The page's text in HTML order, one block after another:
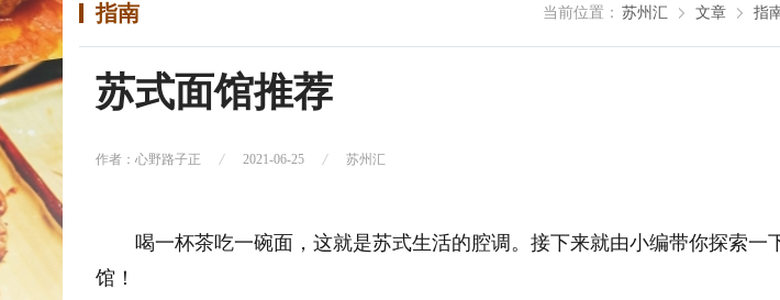
指南 当前位置： 苏州汇 文章 指
苏式面馆推荐
作者：心野路子正 2021-06-25 苏州汇
喝一杯茶吃一碗面，这就是苏式生活的腔调。接下来就由小编带你探索一
馆！